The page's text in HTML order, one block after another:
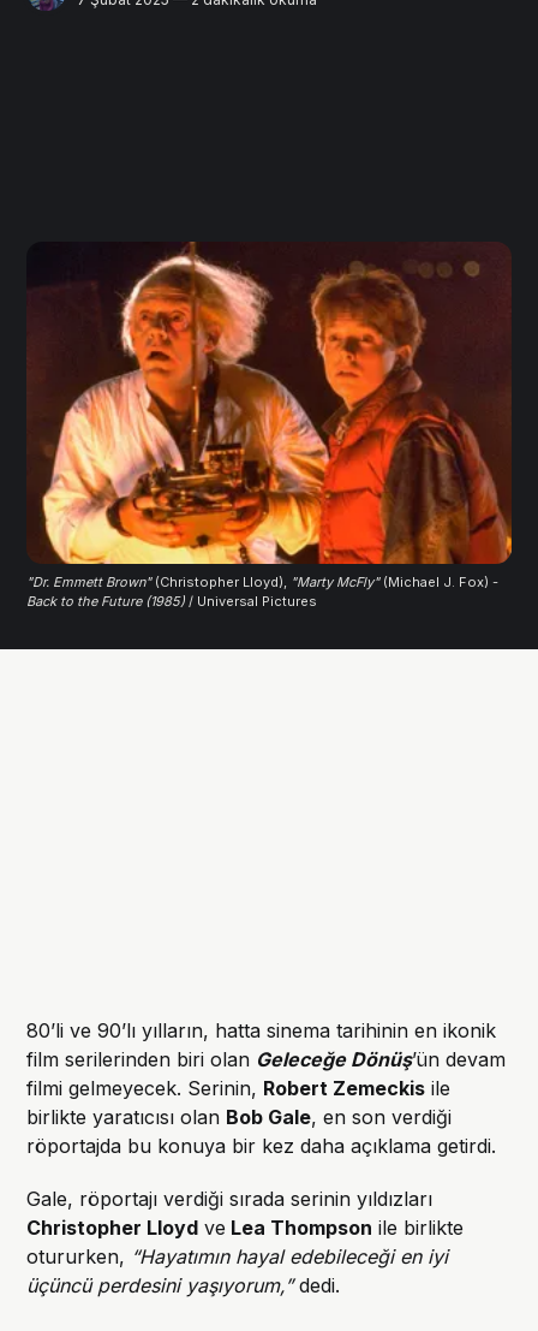
"Dr. Emmett Brown" (Christopher Lloyd), "Marty McFly"
Back to the Future (1985) / Universal Pictures
80’li ve 90’lı yılların, hatta sinema tarihinin en ikonik
film serilerinden biri olan Geleceğe Dönüş’ün devam
filmi gelmeyecek. Serinin, Robert Zemeckis ile
birlikte yaratıcısı olan Bob Gale, en son verdiği
röportajda bu konuya bir kez daha açıklama getirdi.
Gale, röportajı verdiği sırada serinin yıldızları
Christopher Lloyd ve Lea Thompson ile birlikte
otururken, “Hayatımın hayal edebileceği en iyi
üçüncü perdesini yaşıyorum,”dedi.